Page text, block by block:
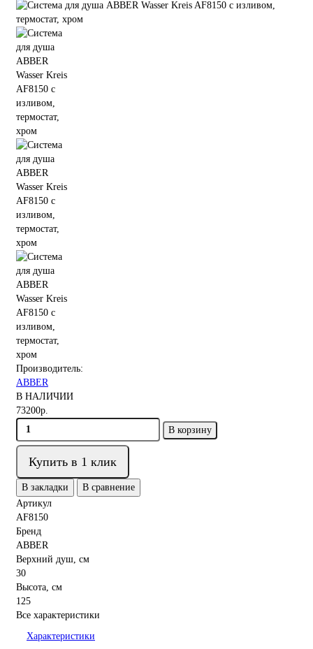
Производитель:
ABBER
В НАЛИЧИИ
73200р.
В корзину
Купить в 1 клик
В закладки
В сравнение
Артикул
AF8150
Бренд
ABBER
Верхний душ, см
30
Высота, см
125
Все характеристики
Характеристики